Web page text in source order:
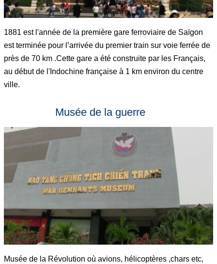
1881 est l'année de la première gare ferroviaire de Saïgon
est terminée pour l’arrivée du premier train sur voie ferrée de
près de 70 km .Cette gare a été construite par les Français,
au début de l'Indochine française à 1 km environ du centre
ville.
Musée de la guerre
Musée de la Révolution où avions, hélicoptères ,chars etc,